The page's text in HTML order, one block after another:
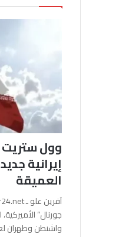
وول ستريت
إيرانية
العميقة
جورنال”
واشنطن وطهران